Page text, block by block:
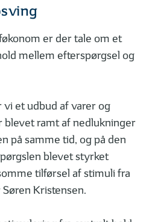
er der tale om et
mellem efterspørgsel og
vi et udbud af varer og
blevet ramt af nedlukninger
på samme tid, og på den
blevet styrket
tilførsel af stimuli fra
Søren Kristensen.